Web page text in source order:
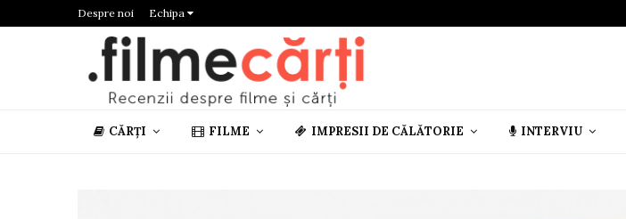
Despre noi Echipa
CĂRȚI FILME IMPRESII DE CĂLĂTORIE INTERVIU